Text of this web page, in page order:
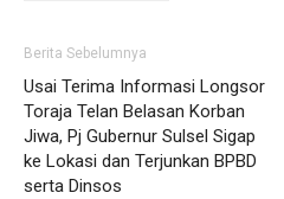
Berita Sebelumnya
Usai Terima Informasi Longsor
Toraja Telan Belasan Korban
Jiwa, Pj Gubernur Sulsel Sigap
ke Lokasi dan Terjunkan BPBD
serta Dinsos